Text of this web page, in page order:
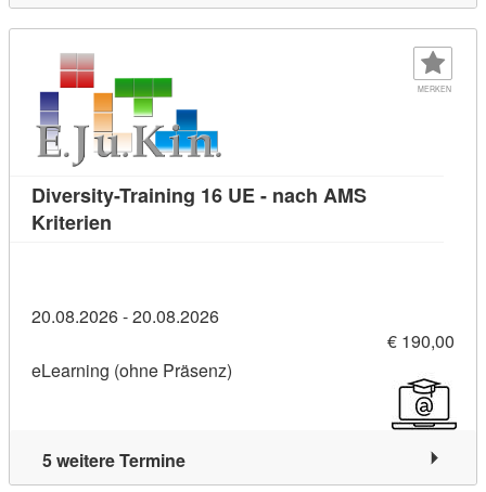
MERKEN
Diversity-Training 16 UE - nach AMS
Kriterien
20.08.2026 - 20.08.2026
€ 190,00
eLearning (ohne Präsenz)
5 weitere Termine